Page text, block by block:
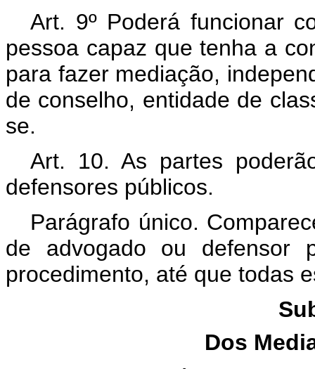
Art. 9º Poderá funcionar
pessoa capaz que tenha a
para fazer mediação,
de conselho, entidade de
se.
Art. 10. As partes
defensores públicos.
Parágrafo único.
de advogado ou defensor
procedimento, até que todas
Dos